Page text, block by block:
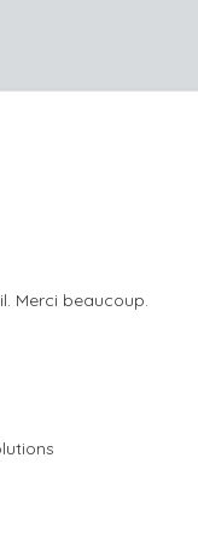
Merci beaucoup.